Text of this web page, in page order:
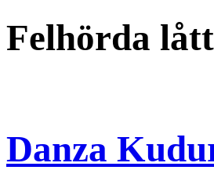
Felhörda
Danza